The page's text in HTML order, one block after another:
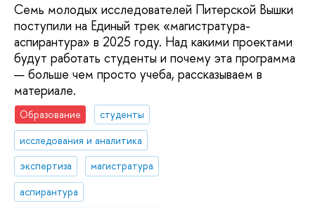
Семь молодых исследователей Питерской Вышки
поступили на Единый трек «магистратура-
аспирантура» в 2025 году. Над какими проектами
будут работать студенты и почему эта программа
— больше чем просто учеба, рассказываем в
материале.
Образование
студенты
исследования и аналитика
экспертиза
магистратура
аспирантура